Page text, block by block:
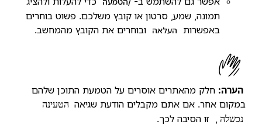
תמונה, שמע, סרטון או קובץ משלכם. פשוט בוחרים
באפשרות
העלאה ובוחרים את הקובץ מהמחשב.
הערה: חלק מהאתרים אוסרים על הטמעת התוכן שלהם
במקום אחר. אם אתם מקבלים הודעת שגיאה הטעינה
נכשלה
, זו הסיבה לכך.